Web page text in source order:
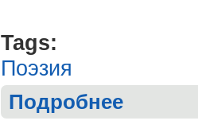
Tags:
Поэзия
Подробнее